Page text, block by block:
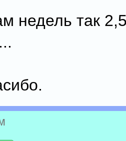
недель так